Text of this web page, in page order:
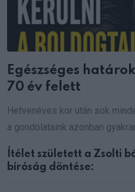
Egészséges
70 év felett
Hetvenéves kor után sok
a gondolataink azonban
Ítélet született a Zsolti
bíróság döntése: